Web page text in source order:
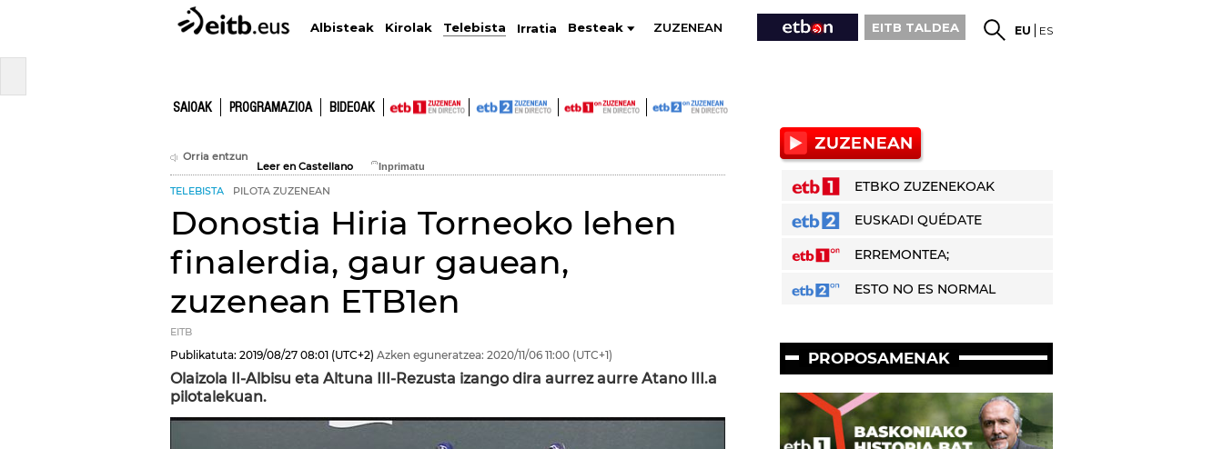
Albisteak Kirolak Telebista Irratia Besteak ZUZENEAN EITB TALDEA EU ES
SAIOAK PROGRAMAZIOA BIDEOAK
Orria entzun
Leer en Castellano
TELEBISTA PILOTA ZUZENEAN
Donostia Hiria Torneoko lehen
finalerdia, gaur gauean,
zuzenean ETB1en
EITB
Publikatuta: 2019/08/27 08:01 (UTC+2) Azken eguneratzea: 2020/11/06 11:00 (UTC+1)
Olaizola II-Albisu eta Altuna III-Rezusta izango dira aurrez aurre Atano III.a
pilotalekuan.
ETBKO ZUZENEKOAK
EUSKADI QUÉDATE
ERREMONTEA;
ESTO NO ES NORMAL
PROPOSAMENAK